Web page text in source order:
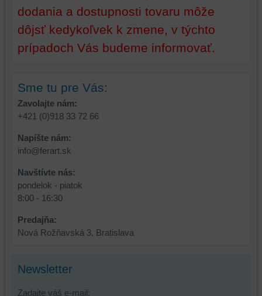
dodania a dostupnosti tovaru môže
dôjsť kedykoľvek k zmene, v týchto
prípadoch Vás budeme informovať.
Sme tu pre Vás:
Zavolajte nám:
+421 (0)918 33 72 66
Napíšte nám:
info@ferart.sk
Navštívte nás:
pondelok - piatok
8:00 - 16:30
Predajňa:
Nová Rožňavská 3, Bratislava
Newsletter
Zadajte váš e-mail:
z
prehliadania
zabezpečenia.
prehliadania,
ukladať
niektoré
z
bez
toho,
aby
mali
používateľský
účet
alebo
bez
používať
skripty
tretích